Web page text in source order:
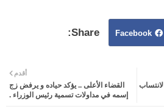
Facebook
أقدم
القضاء الأعلى .. يؤكد حياده و يرفض زج
إسمه في مداولات تسمية رئيس الوزراء .